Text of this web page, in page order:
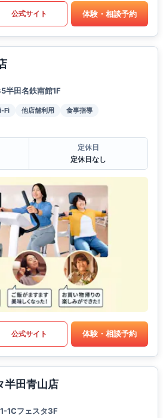
公式サイト 体験・相談予約
半田名鉄南館1F
Fi 他店舗利用
食事指導
定休日
定休日なし
公式サイト 体験・相談予約
半田青山店
1Cフェスタ3F